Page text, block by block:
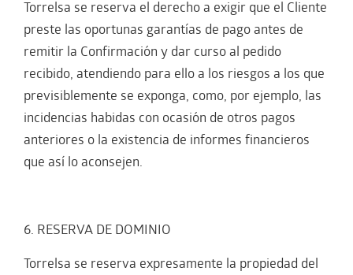
Torrelsa se reserva el derecho a exigir que el Cliente
preste las oportunas garantías de pago antes de
remitir la Confirmación y dar curso al pedido
recibido, atendiendo para ello a los riesgos a los que
previsiblemente se exponga, como, por ejemplo, las
incidencias habidas con ocasión de otros pagos
anteriores o la existencia de informes financieros
que así lo aconsejen.
6. RESERVA DE DOMINIO
Torrelsa se reserva expresamente la propiedad del